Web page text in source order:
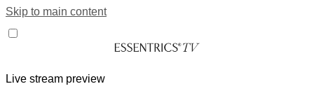
Skip to main content
Live stream preview